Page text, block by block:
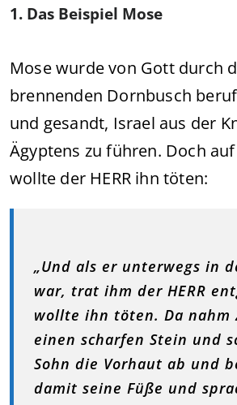
1. Das Beispiel Mose
Mose wurde von Gott durch
brennenden Dornbusch
und gesandt, Israel aus der
Ägyptens zu führen. Doch
wollte der HERR ihn töten:
„Und als er unterwegs in
war, trat ihm der HERR
wollte ihn töten. Da nahm
einen scharfen Stein und
Sohn die Vorhaut ab und
damit seine Füße und